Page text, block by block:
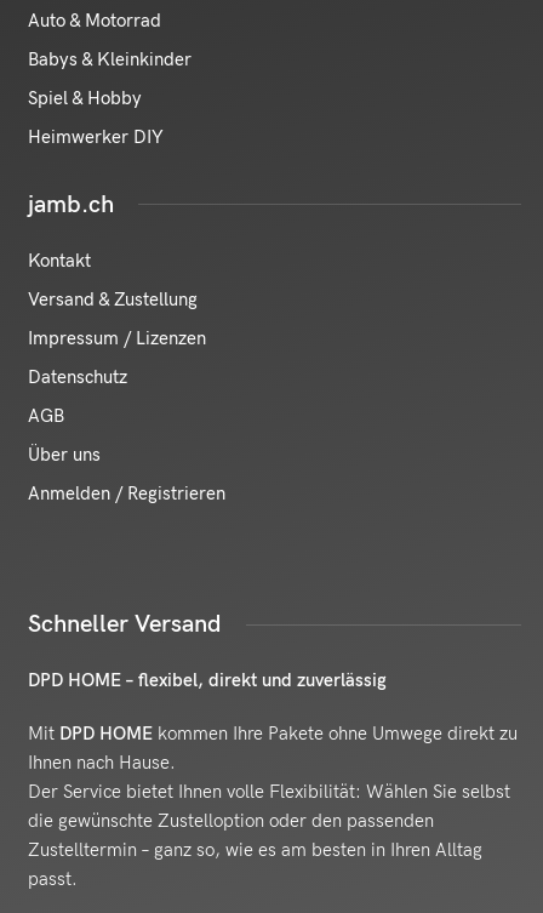
Auto & Motorrad
Babys & Kleinkinder
Spiel & Hobby
Heimwerker DIY
jamb.ch
Kontakt
Versand & Zustellung
Impressum / Lizenzen
Datenschutz
AGB
Über uns
Anmelden / Registrieren
Schneller Versand
DPD HOME – flexibel, direkt und zuverlässig
Mit DPD HOME kommen Ihre Pakete ohne Umwege direkt zu
Ihnen nach Hause.
Der Service bietet Ihnen volle Flexibilität: Wählen Sie selbst
die gewünschte Zustelloption oder den passenden
Zustelltermin – ganz so, wie es am besten in Ihren Alltag
passt.